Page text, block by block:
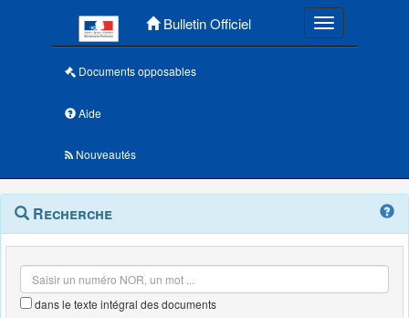
Bulletin Officiel Toggle
Documents opposables
Aide
Nouveautés
Navigation
outils
Menu
contextuel
Recherche
dans le texte intégral des documents